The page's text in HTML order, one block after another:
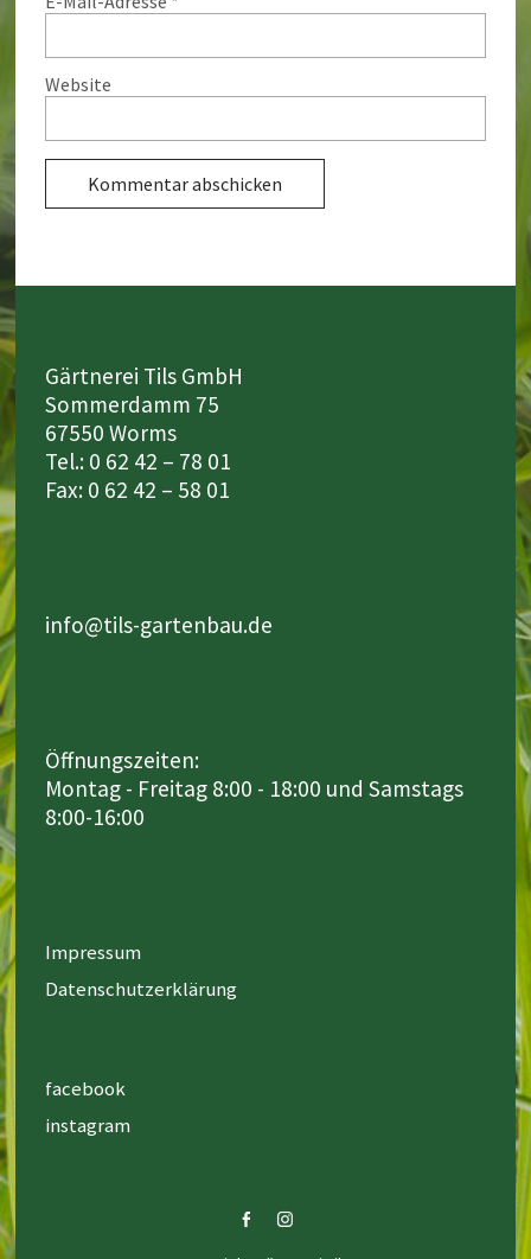
Website
Gärtnerei Tils GmbH
Sommerdamm 75
67550 Worms
Tel.: 0 62 42 – 78 01
Fax: 0 62 42 – 58 01
info@tils-gartenbau.de
Öffnungszeiten:
Montag - Freitag 8:00 - 18:00 und Samstags
8:00-16:00
Impressum
Datenschutzerklärung
facebook
instagram